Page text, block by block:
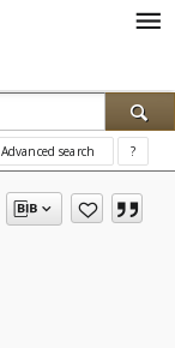
Advanced search ?